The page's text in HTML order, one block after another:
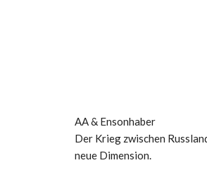
AA & Ensonhaber
Der Krieg zwischen
neue Dimension.